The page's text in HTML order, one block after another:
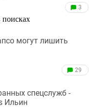
поисках
3
могут лишить
29
спецслужб -
Ильин